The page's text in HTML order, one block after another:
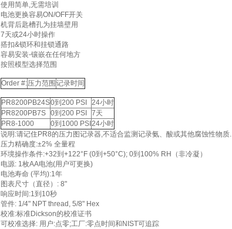
使用简单,无需培训
电池更换容易ON/OFF开关
机背后匙槽孔为挂墙壁用
7天或24小时操作
搭扣&锁环和挂锁通路
容易安装-镶嵌在任何地方
按照模型选择范围
Order #:压力范围 记录时间
PR8200PB24S0到200 PSI
24小时
PR8200PB7S 0到200 PSI
7天
PR8-1000
0到1000 PSI 24小时
说明:请记住PR8的压力图记录器,不适合监测记录氨、酸或其他腐蚀性物质.
压力精确度:±2% 全量程
环境操作条件:+32到+122°F (0到+50°C); 0到100% RH（非冷凝）
电源: 1枚AA电池(用户可更换)
电池寿命 (平均):1年
图表尺寸（直径）: 8"
响应时间:1到10秒
管件: 1/4" NPT thread, 5/8" Hex
校准:标准Dickson的校准证书
可校准选择: 用户:点零;工厂:零点时间和NIST可追踪